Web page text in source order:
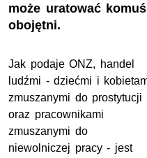
może uratować
obojętni.
Jak podaje ONZ, handel
ludźmi - dziećmi i
zmuszanymi do prostytucji
oraz pracownikami
zmuszanymi do
niewolniczej pracy - jest